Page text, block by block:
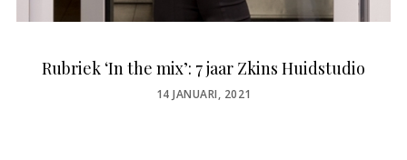
Rubriek ‘In the mix’: 7 jaar Zkins Huidstudio
POSTED
14 JANUARI, 2021